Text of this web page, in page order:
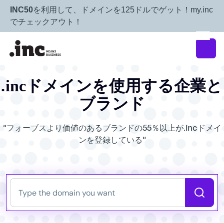
INC50を利用して、ドメインを125ドルでゲット！my.inc
でチェックアウト！
.incドメインを使用する企業と
ブランド
"フォーブスより価値のあるブランドの55％以上が.incドメイ
ンを登録している"